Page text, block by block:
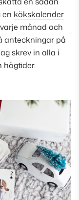
en kökskalender
månad och
anteckningar på
skrev in alla i
högtider.